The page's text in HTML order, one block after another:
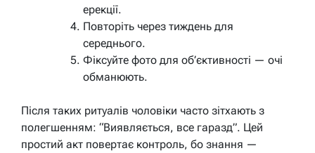
ерекції.
Повторіть через тиждень для
середнього.
Фіксуйте фото для об’єктивності — очі
обманюють.
Після таких ритуалів чоловіки часто зітхають з
полегшенням: “Виявляється, все гаразд”. Цей
простий акт повертає контроль, бо знання —